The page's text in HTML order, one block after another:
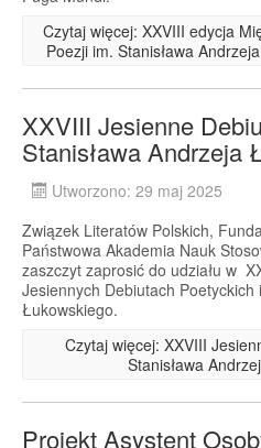
Czytaj więcej: XXVIII edycja
Poezji im. Stanisława
XXVIII Jesienne
Stanisława Andrzeja
Utworzono: 29 maj 2025
Związek Literatów Polskich,
Państwowa Akademia Nauk
zaszczyt zaprosić do udziału w
Jesiennych Debiutach Poetyckich
Łukowskiego.
Czytaj więcej: XXVIII
Stanisława
Projekt Asystent